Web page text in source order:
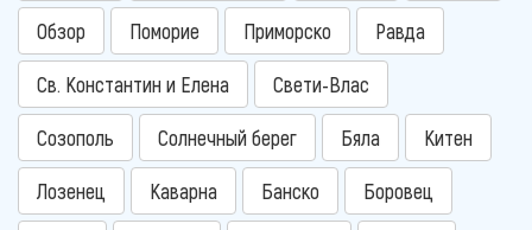
Обзор Поморие Приморско Равда
Св. Константин и Елена Свети-Влас
Созополь Солнечный берег Бяла Китен
Лозенец Каварна Банско Боровец